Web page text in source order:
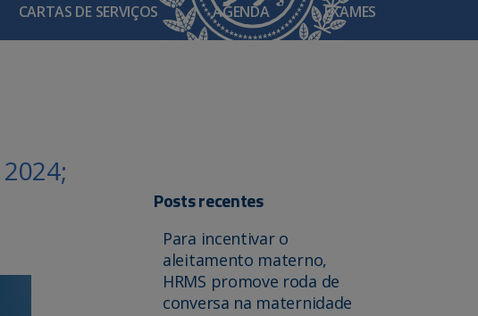
CARTAS DE SERVIÇOS AGENDA EXAMES
Posts recentes
Para incentivar o
aleitamento materno,
HRMS promove roda de
conversa na maternidade